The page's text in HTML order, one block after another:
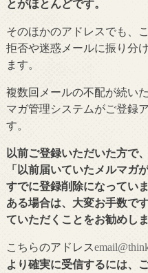
とがほとんどです。
そのほかのアドレスでも、
拒否や迷惑メールに振り分
ます。
複数回メールの不配が続い
マガ管理システムがご登録
す。
以前ご登録いただいた方で
「以前届いていたメルマガ
すでに登録削除になってい
ある場合は、大変お手数で
ていただくことをお勧めしま
こちらのアドレス
より確実に受信するには、